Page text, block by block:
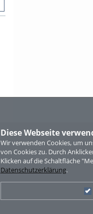
Diese Webseite
Wir verwenden Cookies, um
von Cookies zu. Durch
Klicken auf die Schaltfläche
Datenschutzerklärung.